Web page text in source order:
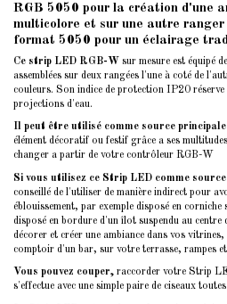
RGB 5050 pour la création d'une
multicolore et sur une autre ranger
format 5050 pour un éclairage
Ce strip LED RGB-W sur mesure est équipé
assemblées sur deux rangées l'une à coté de
couleurs. Son indice de protection IP20
projections d'eau.
Il peut être utilisé comme source
élément décoratif ou festif grâce a ses
changer a partir de votre contrôleur RGB-W
Si vous utilisez ce Strip LED comme
conseillé de l'utiliser de manière indirect pour
éblouissement, par exemple disposé en
disposé en bordure d'un îlot suspendu au
décorer et créer une ambiance dans vos
comptoir d'un bar, sur votre terrasse, rampes et
Vous pouvez couper, raccorder votre Strip
s'effectue avec une simple paire de ciseaux